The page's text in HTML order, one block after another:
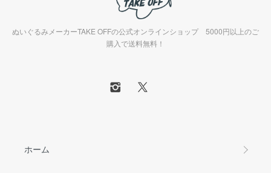
ぬいぐるみメーカーTAKE OFFの公式オンラインショップ 5000円以上のご
購入で送料無料！
ホーム